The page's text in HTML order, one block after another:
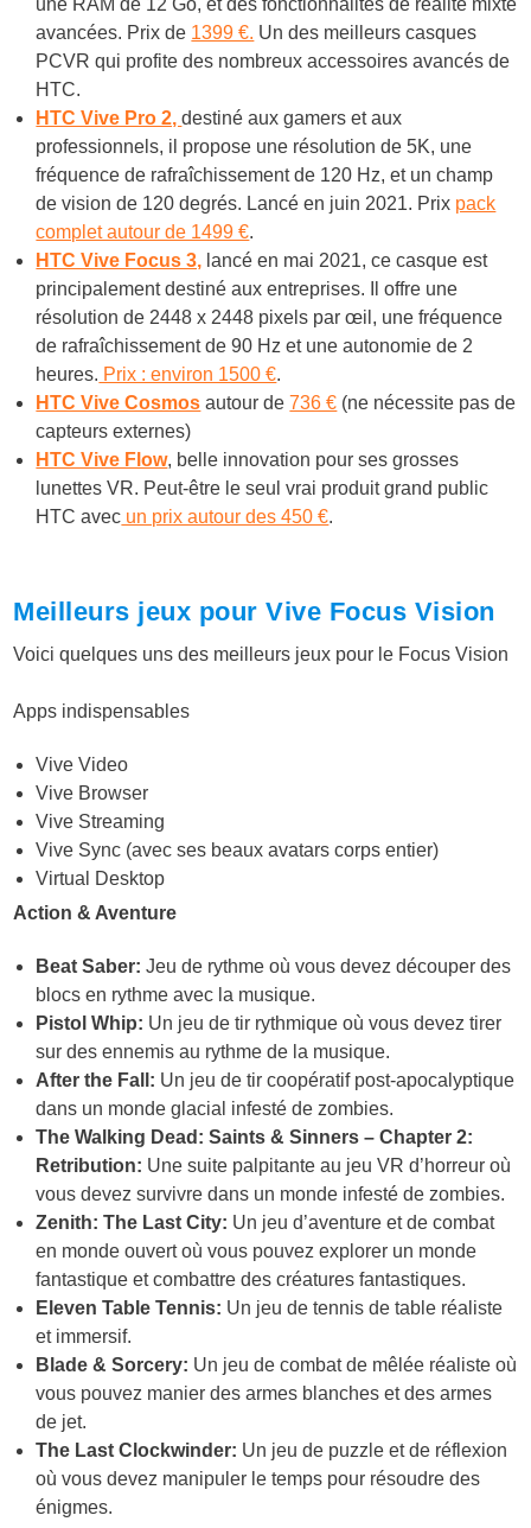
une RAM de 12 Go, et des fonctionnalités de réalité mixte
avancées. Prix de 1399 €. Un des meilleurs casques
PCVR qui profite des nombreux accessoires avancés de
HTC.
HTC Vive Pro 2,destiné aux gamers et aux
professionnels, il propose une résolution de 5K, une
fréquence de rafraîchissement de 120 Hz, et un champ
de vision de 120 degrés. Lancé en juin 2021. Prix pack
complet autour de 1499 €.
HTC Vive Focus 3, lancé en mai 2021, ce casque est
principalement destiné aux entreprises. Il offre une
résolution de 2448 x 2448 pixels par œil, une fréquence
de rafraîchissement de 90 Hz et une autonomie de 2
heures. Prix : environ 1500 €.
HTC Vive Cosmos autour de736 € (ne nécessite pas de
capteurs externes)
HTC Vive Flow, belle innovation pour ses grosses
lunettes VR. Peut-être le seul vrai produit grand public
HTC avec un prix autour des 450 €.
Meilleurs jeux pour Vive Focus Vision
Voici quelques uns des meilleurs jeux pour le Focus Vision
Apps indispensables
Vive Video
Vive Browser
Vive Streaming
Vive Sync (avec ses beaux avatars corps entier)
Virtual Desktop
Action & Aventure
Beat Saber: Jeu de rythme où vous devez découper des
blocs en rythme avec la musique.
Pistol Whip: Un jeu de tir rythmique où vous devez tirer
sur des ennemis au rythme de la musique.
After the Fall: Un jeu de tir coopératif post-apocalyptique
dans un monde glacial infesté de zombies.
The Walking Dead: Saints & Sinners – Chapter 2:
Retribution: Une suite palpitante au jeu VR d’horreur où
vous devez survivre dans un monde infesté de zombies.
Zenith: The Last City: Un jeu d’aventure et de combat
en monde ouvert où vous pouvez explorer un monde
fantastique et combattre des créatures fantastiques.
Eleven Table Tennis: Un jeu de tennis de table réaliste
et immersif.
Blade & Sorcery: Un jeu de combat de mêlée réaliste où
vous pouvez manier des armes blanches et des armes
de jet.
The Last Clockwinder: Un jeu de puzzle et de réflexion
où vous devez manipuler le temps pour résoudre des
énigmes.